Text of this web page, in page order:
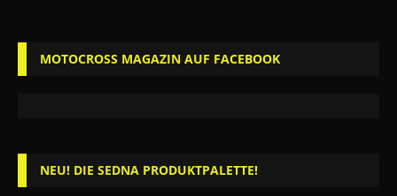
MOTOCROSS MAGAZIN AUF FACEBOOK
NEU! DIE SEDNA PRODUKTPALETTE!